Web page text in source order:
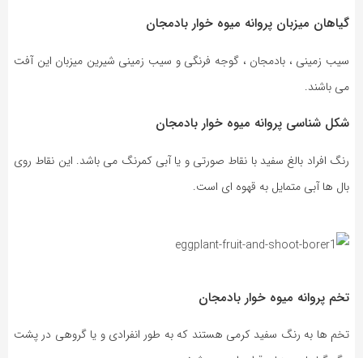
گیاهان میزبان پروانه میوه خوار بادمجان
سیب زمینی ، بادمجان ، گوجه فرنگی و سیب زمینی شیرین میزبان این آفت
می باشند.
شکل شناسی پروانه میوه خوار بادمجان
رنگ افراد بالغ سفید با نقاط صورتی و یا آبی کمرنگ می باشد. این نقاط روی
بال ها آبی متمایل به قهوه ای است.
تخم پروانه میوه خوار بادمجان
تخم ها به رنگ سفید کرمی هستند که به طور انفرادی و یا گروهی در پشت